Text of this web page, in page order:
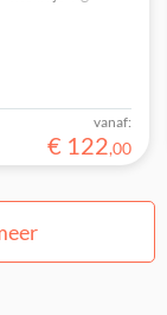
en
tot Port
vanaf:
€ 122,00